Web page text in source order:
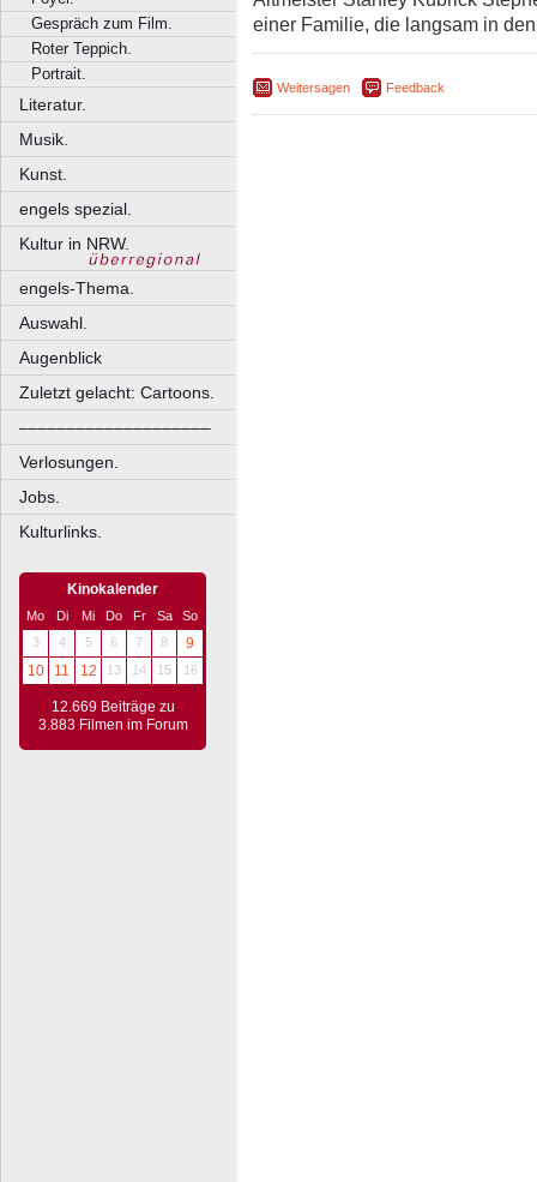
Gespräch zum Film.
Roter Teppich.
Portrait.
Literatur.
Musik.
Kunst.
engels spezial.
Kultur in NRW.
engels-Thema.
Auswahl.
Augenblick
Zuletzt gelacht: Cartoons.
––––––––––––––––––––
Verlosungen.
Jobs.
Kulturlinks.
Kinokalender
Mo Di Mi Do Fr Sa
So
3
4 5 6 7 8
9
10
11 12 13 14 15 16
12.669 Beiträge zu
3.883 Filmen im Forum
einer Familie, die langsam in
Weitersagen Feedback